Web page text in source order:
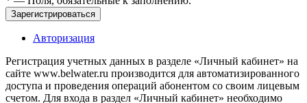
Зарегистрироваться
Авторизация
Регистрация учетных данных в разделе «Личный кабинет» на
сайте www.belwater.ru производится для автоматизированного
доступа и проведения операций абонентом со своим лицевым
счетом. Для входа в раздел «Личный кабинет» необходимо